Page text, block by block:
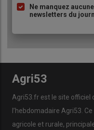
Ne manquez
newsletters du
Agri53
Agri53.fr est le site officiel
l’hebdomadaire Agri53.
agricole et rurale,